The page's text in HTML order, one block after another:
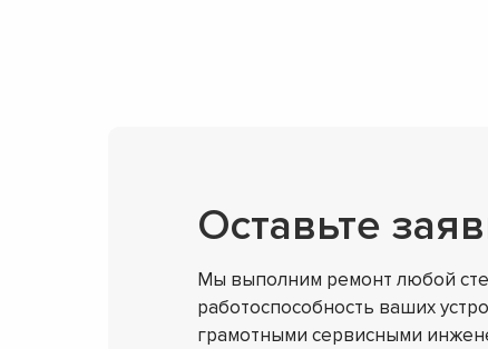
Оставьте
Мы выполним ремонт любой
работоспособность ваших
грамотными сервисными